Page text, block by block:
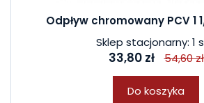
Odpływ chromowany PCV 1
Sklep stacjonarny: 1
33,80 zł 54,60 zł
Do koszyka